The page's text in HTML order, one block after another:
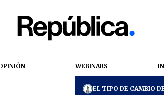
WEBINARS
EL TIPO DE CAMBIO